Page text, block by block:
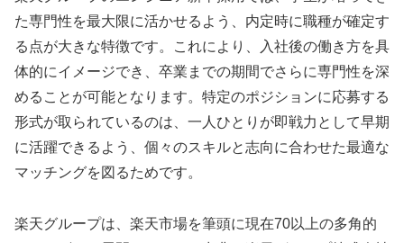
た専門性を最大限に活かせるよう、内定時に職種が確定す
る点が大きな特徴です。これにより、入社後の働き方を具
体的にイメージでき、卒業までの期間でさらに専門性を深
めることが可能となります。特定のポジションに応募する
形式が取られているのは、一人ひとりが即戦力として早期
に活躍できるよう、個々のスキルと志向に合わせた最適な
マッチングを図るためです。
楽天グループは、楽天市場を筆頭に現在70以上の多角的